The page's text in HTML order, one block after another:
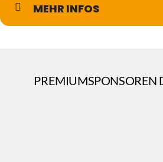
MEHR INFOS
PREMIUMSPONSOREN